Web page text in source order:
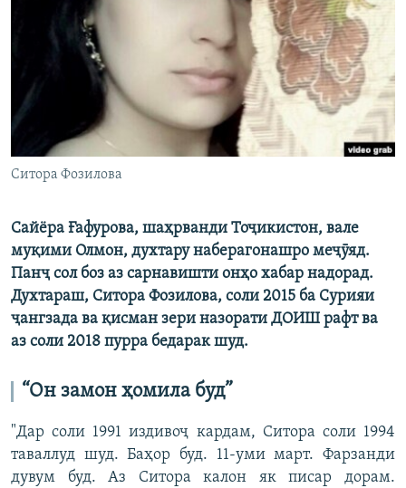
ГУЗОРИШҲОИ РАДИОӢ
ПАЙГИРӢ КУНЕД
Ситора Фозилова
Сайёра Ғафурова, шаҳрванди Тоҷикистон, вале
муқими Олмон, духтару наберагонашро меҷӯяд.
Панҷ сол боз аз сарнавишти онҳо хабар надорад.
Духтараш, Ситора Фозилова, соли 2015 ба Сурияи
ҷангзада ва қисман зери назорати ДОИШ рафт ва
аз соли 2018 пурра бедарак шуд.
“Он замон ҳомила буд”
"Дар соли 1991 издивоҷ кардам, Ситора соли 1994
таваллуд шуд. Баҳор буд. 11-уми март. Фарзанди
дувум буд. Аз Ситора калон як писар дорам.